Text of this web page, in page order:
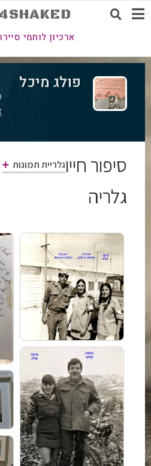
ארכיון לוחמי
פולג מיכל
סיפור חייוגלריית תמונות
גלריה